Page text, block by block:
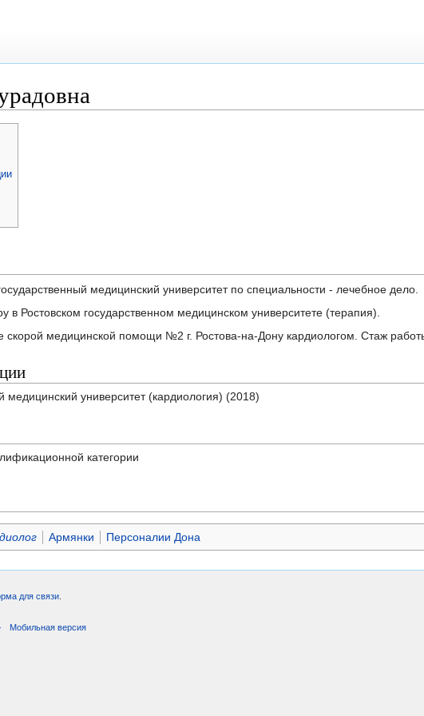
медицинский университет по специальности - лечебное дело.
в Ростовском государственном медицинском университете (терапия).
скорой медицинской помощи №2 г. Ростова-на-Дону кардиологом. Стаж
медицинский университет (кардиология) (2018)
категории
Армянки Персоналии Дона
для связи
Мобильная версия